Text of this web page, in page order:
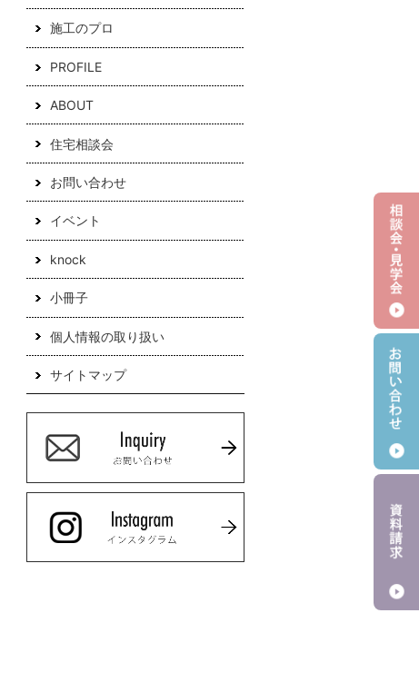
施工のプロ
PROFILE
ABOUT
住宅相談会
お問い合わせ
イベント
knock
小冊子
個人情報の取り扱い
サイトマップ